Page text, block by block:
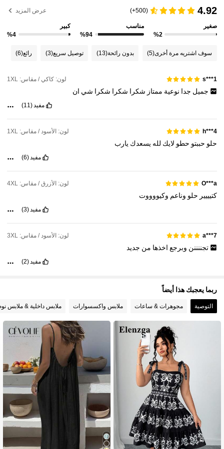
4.89 150K متابعون
4.89
4.92
(500+) عرض المزيد
صغير
%2
مناسب
%94
كبير
%4
سوف اشتريه مرة أخرى(5) بدون رائحة(13) توصيل سريع(3) رائع(6)
s***1 لون: كاكي / مقاس: 1XL
جميل جدا نوعية ممتاز شكرا شكرا شكرا شي ان
مفيد(11)
h***4 لون: الأسود / مقاس: 1XL
حلو حببتو حطو لايك لله يسعدك يارب
مفيد(6)
O***a لون: الأزرق / مقاس: 4XL
كتيييير حلو وناعم وكيووووت
مفيد(3)
a***7 لون: الأسود / مقاس: 3XL
تجننننن وبرجع اخذها من جديد
مفيد(2)
ربما يعجبك هذا أيضاً
التوصية مجوهرات & ساعات ملابس واكسسوارات ملابس داخلية & ملابس